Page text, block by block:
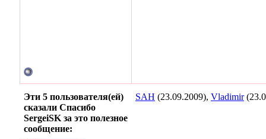
Эти 5 пользователя(ей)
сказали Спасибо
SergeiSK за это полезное
сообщение:
SAH (23.09.2009), Vladimir